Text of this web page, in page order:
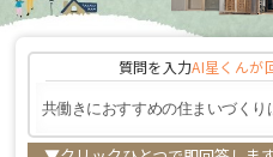
質問を入力AI星くんが